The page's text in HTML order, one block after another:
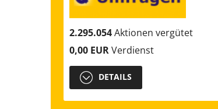
2.295.054Aktionen vergütet
0,00 EURVerdienst
DETAILS